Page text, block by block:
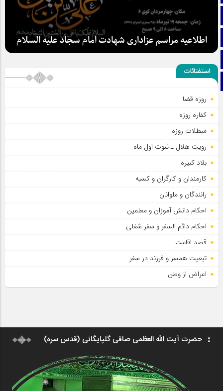
آپارات
تلگرام
اطلاعیه مراسم عزاداری شهادت امام سجاد علیه السلام
استفتائات
روزه قضا
کفاره روزه
مبطلات روزه
رویت هلال ـ ثبوت اول ماه
بلاد کبیره
کارمندان و کارگران و کسبه
رانندگان و ملوانان
احکام دانش آموزان و معلمین
احکام دائم السفر و سفر شغلی
قصد اقامت
تبعیت همسر و فرزند در سفر
اعراض از وطن
حضرت آیت الله العظمی صافی گلپایگانی (قدس سره)